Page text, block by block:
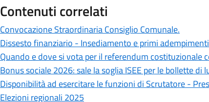
Contenuti correlati
Convocazione Straordinaria Consiglio Comunale.
Dissesto finanziario - Insediamento e primi
Quando e dove si vota per il referendum costituzionale
Bonus sociale 2026: sale la soglia ISEE per le bollette di
Disponibilità ad esercitare le funzioni di Scrutatore -
Elezioni regionali 2025